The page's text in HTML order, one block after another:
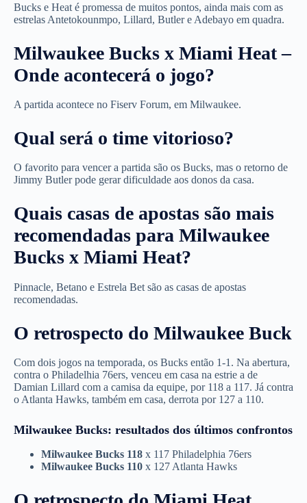
Bucks e Heat é promessa de muitos pontos, ainda mais com as
estrelas Antetokounmpo, Lillard, Butler e Adebayo em quadra.
Milwaukee Bucks x Miami Heat –
Onde acontecerá o jogo?
A partida acontece no Fiserv Forum, em Milwaukee.
Qual será o time vitorioso?
O favorito para vencer a partida são os Bucks, mas o retorno de
Jimmy Butler pode gerar dificuldade aos donos da casa.
Quais casas de apostas são mais
recomendadas para Milwaukee
Bucks x Miami Heat?
Pinnacle, Betano e Estrela Bet são as casas de apostas
recomendadas.
O retrospecto do Milwaukee Buck
Com dois jogos na temporada, os Bucks então 1-1. Na abertura,
contra o Philadelhia 76ers, venceu em casa na estrie a de
Damian Lillard com a camisa da equipe, por 118 a 117. Já contra
o Atlanta Hawks, também em casa, derrota por 127 a 110.
Milwaukee Bucks: resultados dos últimos confrontos
Milwaukee Bucks 118 x 117 Philadelphia 76ers
Milwaukee Bucks 110 x 127 Atlanta Hawks